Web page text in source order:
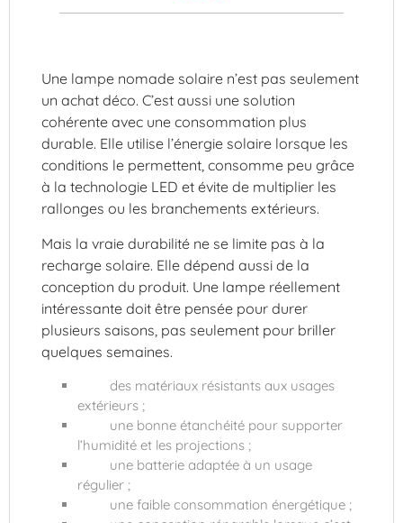
Une lampe nomade solaire n’est pas seulement
un achat déco. C’est aussi une solution
cohérente avec une consommation plus
durable. Elle utilise l’énergie solaire lorsque les
conditions le permettent, consomme peu grâce
à la technologie LED et évite de multiplier les
rallonges ou les branchements extérieurs.
Mais la vraie durabilité ne se limite pas à la
recharge solaire. Elle dépend aussi de la
conception du produit. Une lampe réellement
intéressante doit être pensée pour durer
plusieurs saisons, pas seulement pour briller
quelques semaines.
des matériaux résistants aux usages
extérieurs ;
une bonne étanchéité pour supporter
l’humidité et les projections ;
une batterie adaptée à un usage
régulier ;
une faible consommation énergétique ;